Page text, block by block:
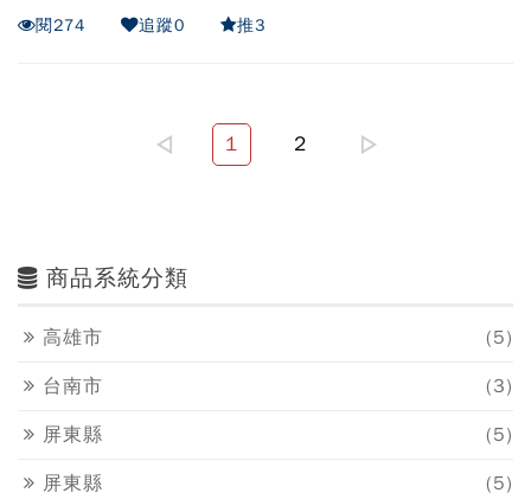
閱274 追蹤0 推3
1 2
商品系統分類
高雄市 (5)
台南市 (3)
屏東縣 (5)
屏東縣 (5)